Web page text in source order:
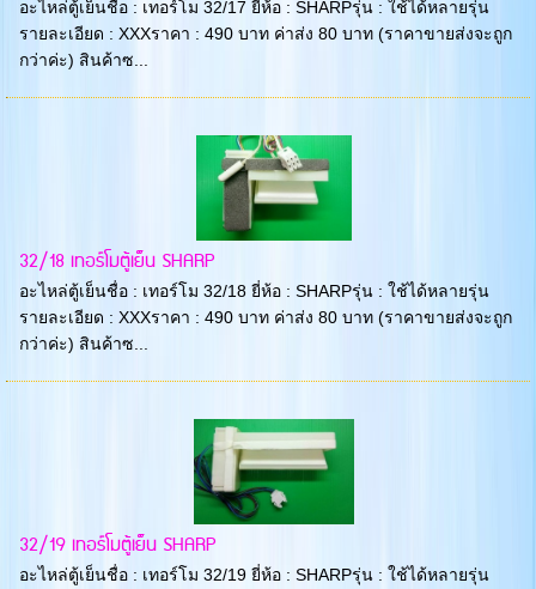
อะไหล่ตู้เย็นชื่อ : เทอร์โม 32/17 ยี่ห้อ : SHARPรุ่น : ใช้ได้หลายรุ่น
รายละเอียด : XXXราคา : 490 บาท ค่าส่ง 80 บาท (ราคาขายส่งจะถูก
กว่าค่ะ) สินค้าซ...
32/18 เทอร์โมตู้เย็น SHARP
อะไหล่ตู้เย็นชื่อ : เทอร์โม 32/18 ยี่ห้อ : SHARPรุ่น : ใช้ได้หลายรุ่น
รายละเอียด : XXXราคา : 490 บาท ค่าส่ง 80 บาท (ราคาขายส่งจะถูก
กว่าค่ะ) สินค้าซ...
32/19 เทอร์โมตู้เย็น SHARP
อะไหล่ตู้เย็นชื่อ : เทอร์โม 32/19 ยี่ห้อ : SHARPรุ่น : ใช้ได้หลายรุ่น